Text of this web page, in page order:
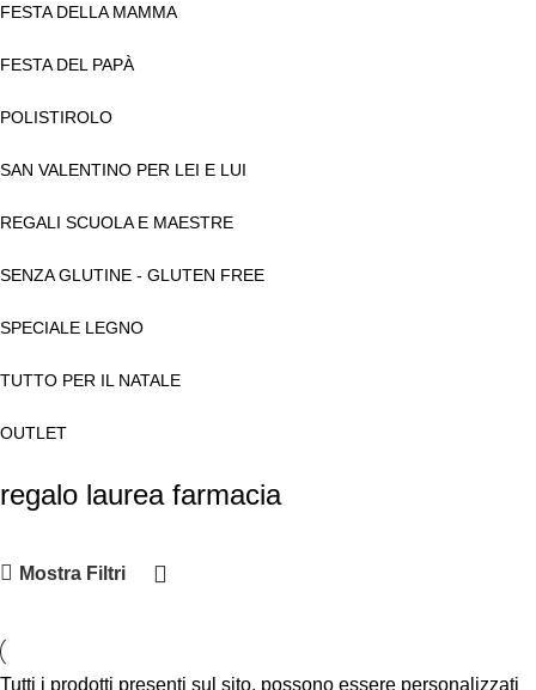
FESTA DELLA MAMMA
FESTA DEL PAPÀ
POLISTIROLO
SAN VALENTINO PER LEI E LUI
REGALI SCUOLA E MAESTRE
SENZA GLUTINE - GLUTEN FREE
SPECIALE LEGNO
TUTTO PER IL NATALE
OUTLET
regalo laurea farmacia
Mostra Filtri
Tutti i prodotti presenti sul sito, possono essere personalizzati